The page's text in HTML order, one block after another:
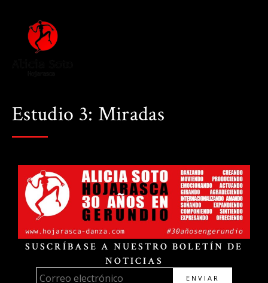
Estudio 3: Miradas
SUSCRÍBASE A NUESTRO BOLETÍN DE
NOTICIAS
ENVIAR